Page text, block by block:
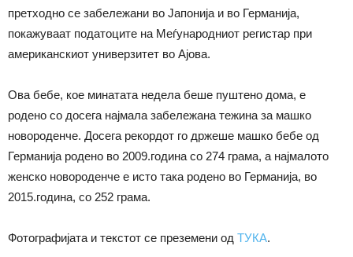
претходно се забележани во Јапонија и во Германија,
покажуваат податоците на Меѓународниот регистар при
американскиот универзитет во Ајова.
Ова бебе, кое минатата недела беше пуштено дома, е
родено со досега најмала забележана тежина за машко
новороденче. Досега рекордот го држеше машко бебе од
Германија родено во 2009.година со 274 грама, а најмалото
женско новороденче е исто така родено во Германија, во
2015.година, со 252 грама.
Фотографијата и текстот се преземени од ТУКА.